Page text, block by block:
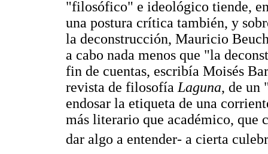
"filosófico" e ideológico tiende,
una postura crítica también, y
la deconstrucción, Mauricio
a cabo nada menos que "la
fin de cuentas, escribía Moisés
revista de filosofía Laguna, de un
endosar la etiqueta de una
más literario que académico, que
dar algo a entender- a cierta